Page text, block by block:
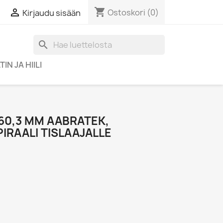
 Kirjaudu sisään shopping_cart Ostoskori (0)
search
JA HIILI
MM AABRATEK,
TISLAAJALLE